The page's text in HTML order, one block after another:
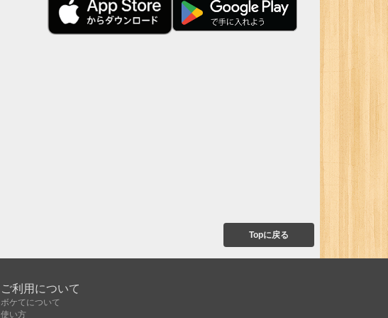
Topに戻る
ご利用について
ボケてについて
使い方